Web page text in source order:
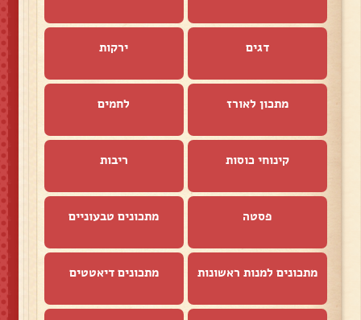
דגים ירקות
מתכון לאורז לחמים
קינוחי כוסות ריבות
פסטה מתכונים טבעוניים
מתכונים למנות ראשונות מתכונים דיאטטים